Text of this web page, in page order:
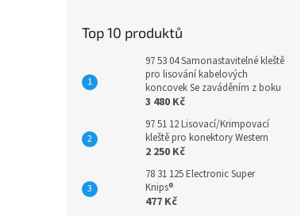
Top 10 produktů
97 53 04 Samonastavitelné kleště
pro lisování kabelových
koncovek Se zaváděním z boku
3 480 Kč
97 51 12 Lisovací/Krimpovací
kleště pro konektory Western
2 250 Kč
78 31 125 Electronic Super
Knips®
477 Kč